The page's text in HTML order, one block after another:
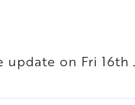
on Fri 16th